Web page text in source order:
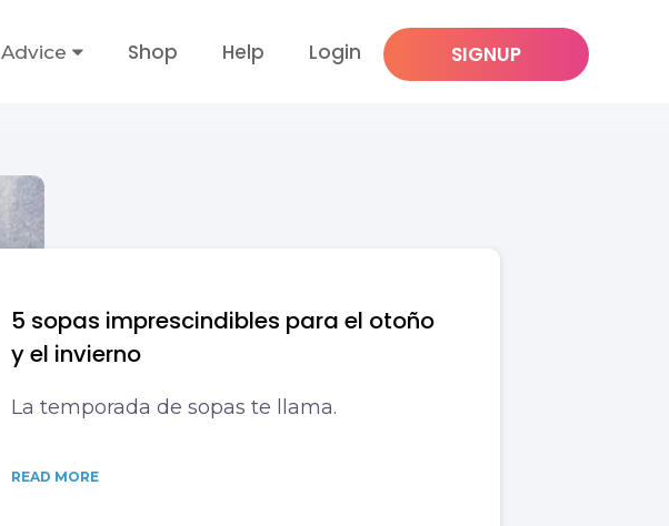
Advice Shop Help Login SIGNUP
5 sopas imprescindibles para el otoño
y el invierno
La temporada de sopas te llama.
READ MORE